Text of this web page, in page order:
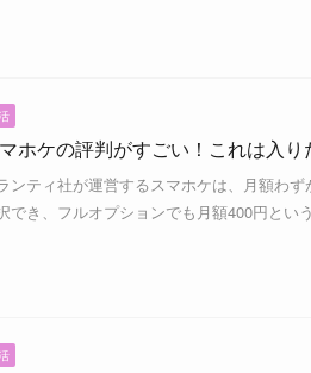
ホケの評判がすごい！これは入り
ンティ社が運営するスマホケは、月額わ
でき、フルオプションでも月額400円と